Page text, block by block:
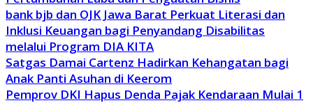
bank bjb dan OJK Jawa Barat Perkuat Literasi dan
Inklusi Keuangan bagi Penyandang Disabilitas
melalui Program DIA KITA
Satgas Damai Cartenz Hadirkan Kehangatan bagi
Anak Panti Asuhan di Keerom
Pemprov DKI Hapus Denda Pajak Kendaraan Mulai 1